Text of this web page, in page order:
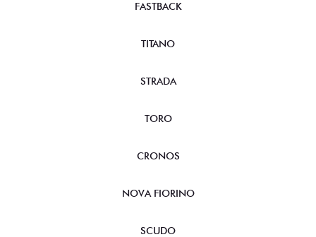
FASTBACK
TITANO
STRADA
TORO
CRONOS
NOVA FIORINO
SCUDO